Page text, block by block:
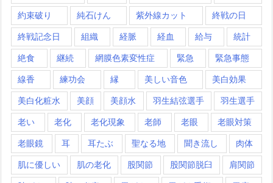
約束破り 純石けん 紫外線カット 終戦の日
終戦記念日 組織 経脈 経血 給与 統計
絶食 継続 網膜色素変性症 緊急 緊急事態
線香 練功会 縁 美しい音色 美白効果
美白化粧水 美顔 美顔水 羽生結弦選手 羽生選手
老い 老化 老化現象 老師 老眼 老眼対策
老眼鏡 耳 耳たぶ 聖なる地 聞き流し 肉体
肌に優しい 肌の老化 股関節 股関節脱臼 肩関節